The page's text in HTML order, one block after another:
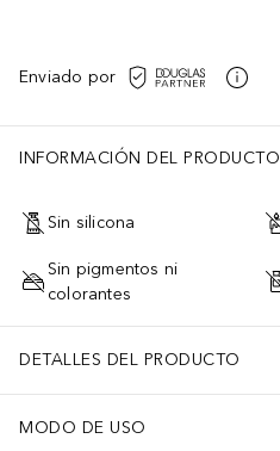
Enviado por
INFORMACIÓN DEL PRODUCTO
Sin silicona
Sin pigmentos ni
colorantes
DETALLES DEL PRODUCTO
MODO DE USO